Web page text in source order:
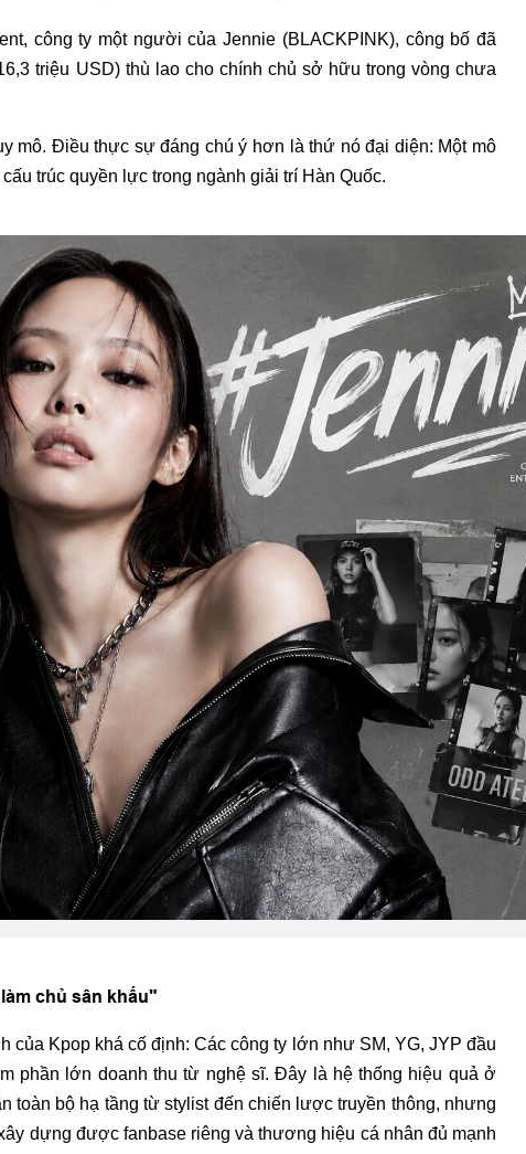
công ty một người của Jennie (BLACKPINK), công bố đã
triệu USD) thù lao cho chính chủ sở hữu trong vòng chưa
mô. Điều thực sự đáng chú ý hơn là thứ nó đại diện: Một mô
trúc quyền lực trong ngành giải trí Hàn Quốc.
chủ sân khấu"
của Kpop khá cố định: Các công ty lớn như SM, YG, JYP đầu
phần lớn doanh thu từ nghệ sĩ. Đây là hệ thống hiệu quả ở
toàn bộ hạ tầng từ stylist đến chiến lược truyền thông, nhưng
dựng được fanbase riêng và thương hiệu cá nhân đủ mạnh